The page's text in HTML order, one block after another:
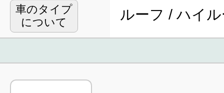
車のタイプ
について
ルーフ / ハイ